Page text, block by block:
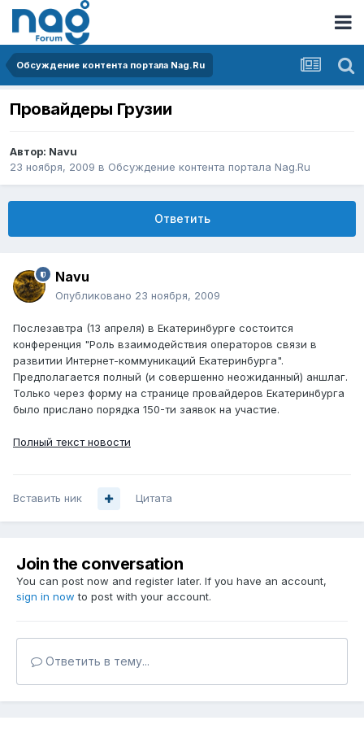
Обсуждение контента портала Nag.Ru
Провайдеры Грузии
Автор: Navu
23 ноября, 2009 в Обсуждение контента портала Nag.Ru
Ответить
Navu
Опубликовано 23 ноября, 2009
Послезавтра (13 апреля) в Екатеринбурге состоится
конференция "Роль взаимодействия операторов связи в
развитии Интернет-коммуникаций Екатеринбурга".
Предполагается полный (и совершенно неожиданный) аншлаг.
Только через форму на странице провайдеров Екатеринбурга
было прислано порядка 150-ти заявок на участие.
Полный текст новости
Вставить ник Цитата
Join the conversation
You can post now and register later. If you have an account,
sign in now to post with your account.
Ответить в тему...